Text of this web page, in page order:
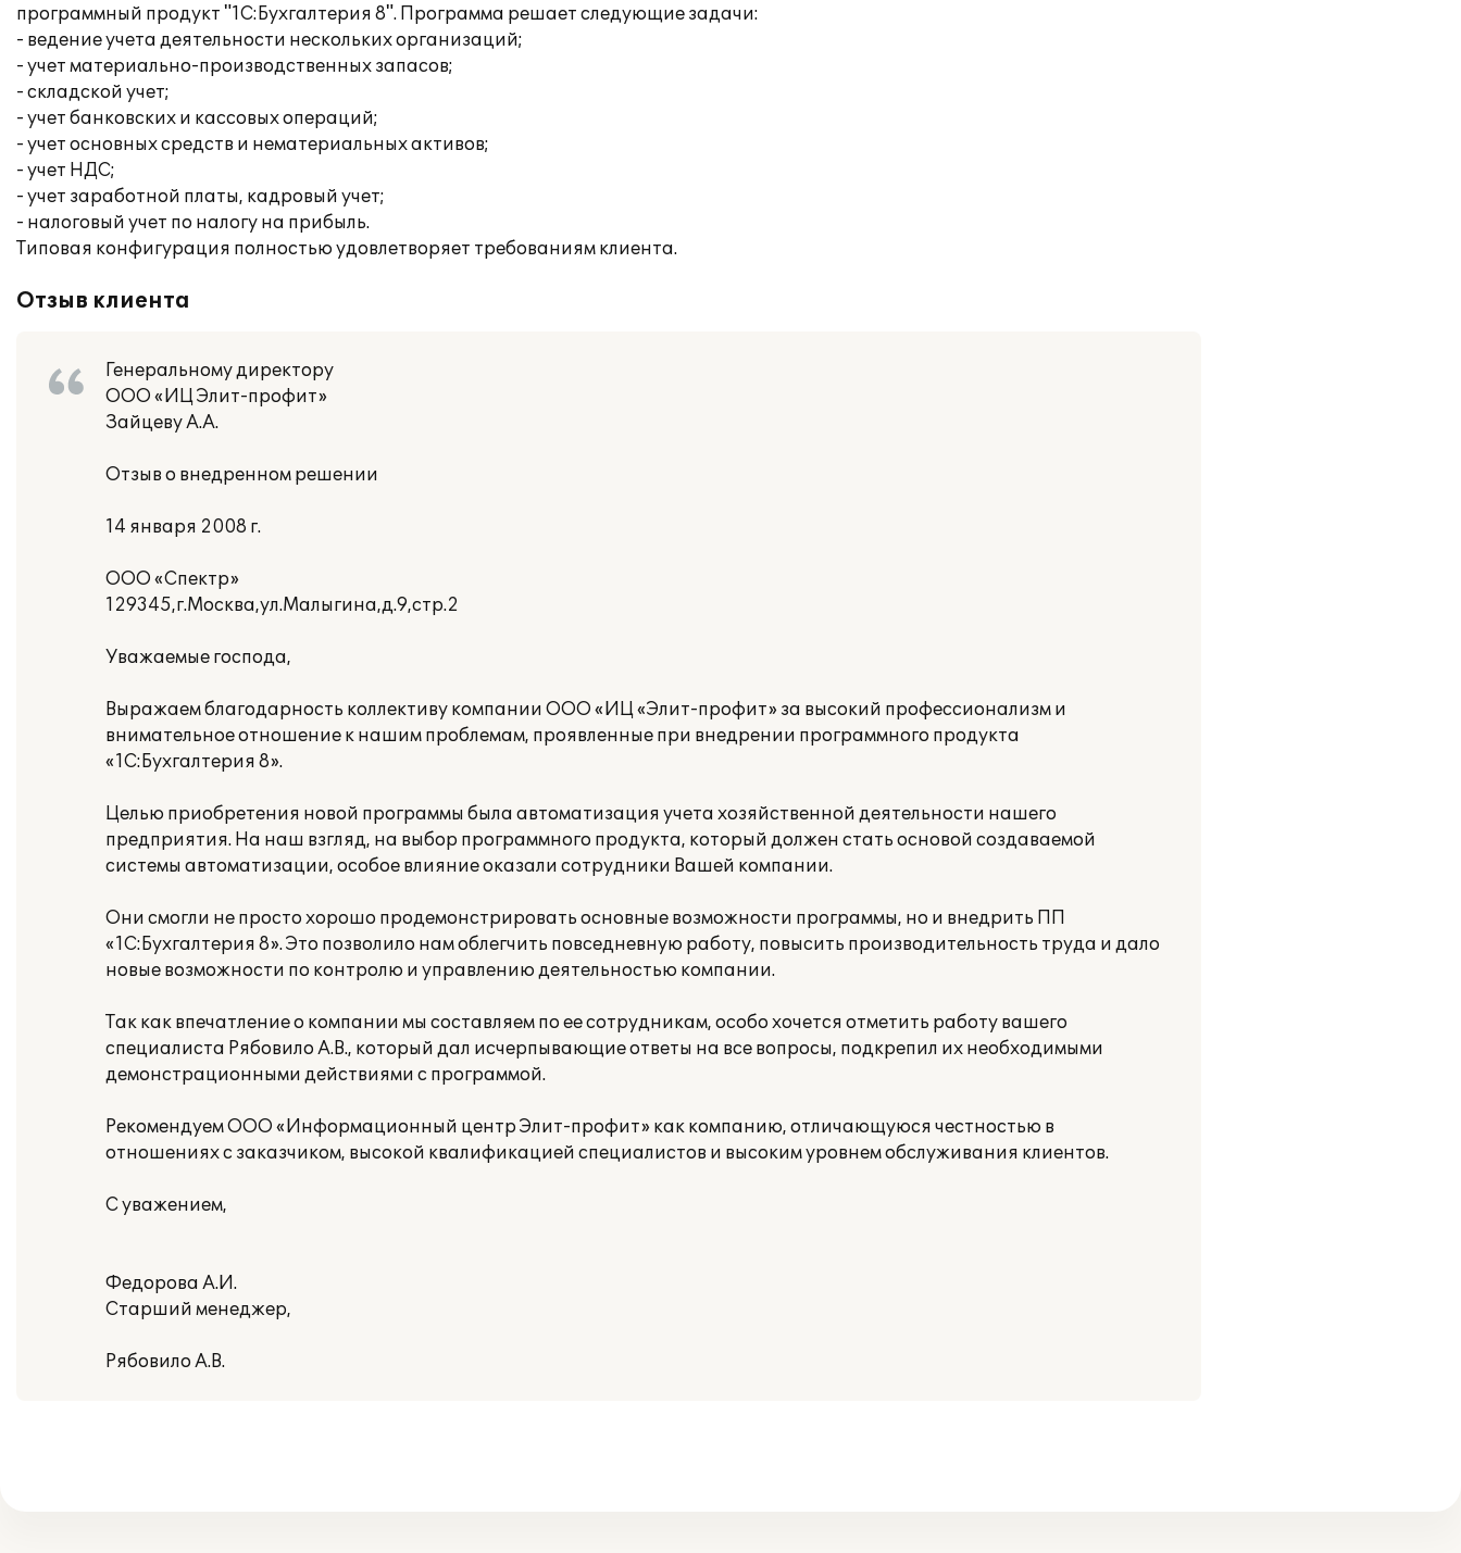
программный продукт "1С:Бухгалтерия 8". Программа решает следующие задачи:
- ведение учета деятельности нескольких организаций;
- учет материально-производственных запасов;
- складской учет;
- учет банковских и кассовых операций;
- учет основных средств и нематериальных активов;
- учет НДС;
- учет заработной платы, кадровый учет;
- налоговый учет по налогу на прибыль.
Типовая конфигурация полностью удовлетворяет требованиям клиента.
Отзыв клиента
Генеральному директору
ООО «ИЦ Элит-профит»
Зайцеву А.А.
Отзыв о внедренном решении
14 января 2008 г.
ООО «Спектр»
129345,г.Москва,ул.Малыгина,д.9,стр.2
Уважаемые господа,
Выражаем благодарность коллективу компании ООО «ИЦ «Элит-профит» за высокий профессионализм и
внимательное отношение к нашим проблемам, проявленные при внедрении программного продукта
«1С:Бухгалтерия 8».
Целью приобретения новой программы была автоматизация учета хозяйственной деятельности нашего
предприятия. На наш взгляд, на выбор программного продукта, который должен стать основой создаваемой
системы автоматизации, особое влияние оказали сотрудники Вашей компании.
Они смогли не просто хорошо продемонстрировать основные возможности программы, но и внедрить ПП
«1С:Бухгалтерия 8». Это позволило нам облегчить повседневную работу, повысить производительность труда и дало
новые возможности по контролю и управлению деятельностью компании.
Так как впечатление о компании мы составляем по ее сотрудникам, особо хочется отметить работу вашего
специалиста Рябовило А.В., который дал исчерпывающие ответы на все вопросы, подкрепил их необходимыми
демонстрационными действиями с программой.
Рекомендуем ООО «Информационный центр Элит-профит» как компанию, отличающуюся честностью в
отношениях с заказчиком, высокой квалификацией специалистов и высоким уровнем обслуживания клиентов.
С уважением,
Федорова А.И.
Старший менеджер,
Рябовило А.В.